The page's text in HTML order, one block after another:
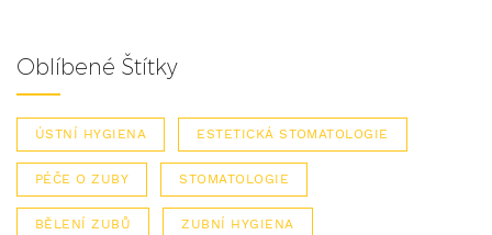
Oblíbené Štítky
ÚSTNÍ HYGIENA ESTETICKÁ STOMATOLOGIE
PÉČE O ZUBY STOMATOLOGIE
BĚLENÍ ZUBŮ ZUBNÍ HYGIENA